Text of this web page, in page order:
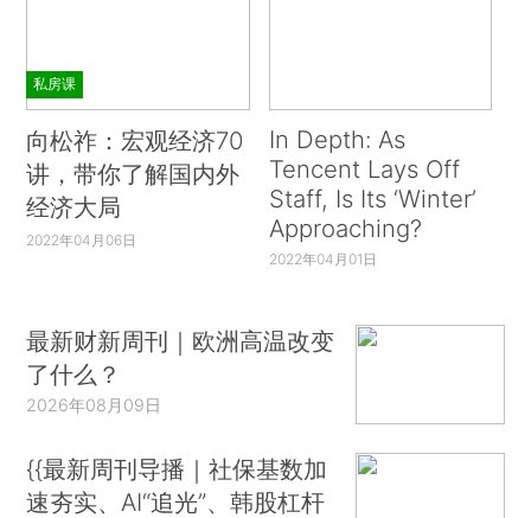
私房课
向松祚：宏观经济70
讲，带你了解国内外
经济大局
2022年04月06日
In Depth: As
Tencent Lays Off
Staff, Is Its ‘Winter’
Approaching?
2022年04月01日
最新财新周刊｜欧洲高温改变
了什么？
2026年08月09日
{{最新周刊导播｜社保基数加
速夯实、AI“追光”、韩股杠杆